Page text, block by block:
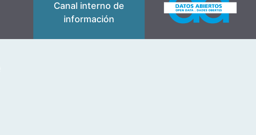
Canal interno de
información